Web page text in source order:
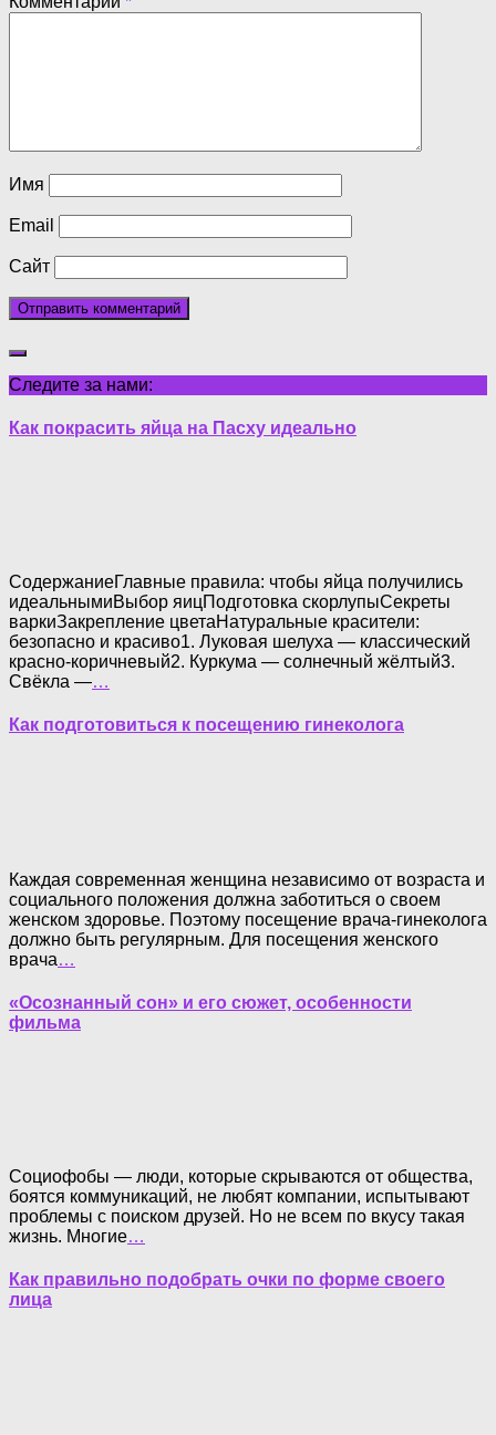
Имя
Email
Сайт
Следите за нами:
Как покрасить яйца на Пасху идеально
СодержаниеГлавные правила: чтобы яйца получились
идеальнымиВыбор яицПодготовка скорлупыСекреты
варкиЗакрепление цветаНатуральные красители:
безопасно и красиво1. Луковая шелуха — классический
красно-коричневый2. Куркума — солнечный жёлтый3.
Свёкла —…
Как подготовиться к посещению гинеколога
Каждая современная женщина независимо от возраста и
социального положения должна заботиться о своем
женском здоровье. Поэтому посещение врача-гинеколога
должно быть регулярным. Для посещения женского
врача…
«Осознанный сон» и его сюжет, особенности
фильма
Социофобы — люди, которые скрываются от общества,
боятся коммуникаций, не любят компании, испытывают
проблемы с поиском друзей. Но не всем по вкусу такая
жизнь. Многие…
Как правильно подобрать очки по форме своего
лица